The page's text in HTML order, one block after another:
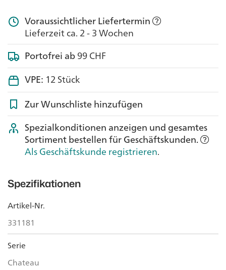
Voraussichtlicher Liefertermin
Lieferzeit ca. 2 - 3 Wochen
Portofrei ab99 CHF
VPE: 12 Stück
Zur Wunschliste hinzufügen
Spezialkonditionen anzeigen und gesamtes
Sortiment bestellen für Geschäftskunden.
Als Geschäftskunde registrieren.
Spezifikationen
Artikel-Nr.
331181
Serie
Chateau